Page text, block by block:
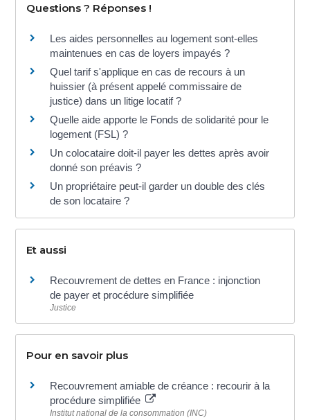
Questions ? Réponses !
Les aides personnelles au logement sont-elles
maintenues en cas de loyers impayés ?
Quel tarif s'applique en cas de recours à un
huissier (à présent appelé commissaire de
justice) dans un litige locatif ?
Quelle aide apporte le Fonds de solidarité pour le
logement (FSL) ?
Un colocataire doit-il payer les dettes après avoir
donné son préavis ?
Un propriétaire peut-il garder un double des clés
de son locataire ?
Et aussi
Recouvrement de dettes en France : injonction
de payer et procédure simplifiée
Justice
Pour en savoir plus
Recouvrement amiable de créance : recourir à la
procédure simplifiée
Institut national de la consommation (INC)